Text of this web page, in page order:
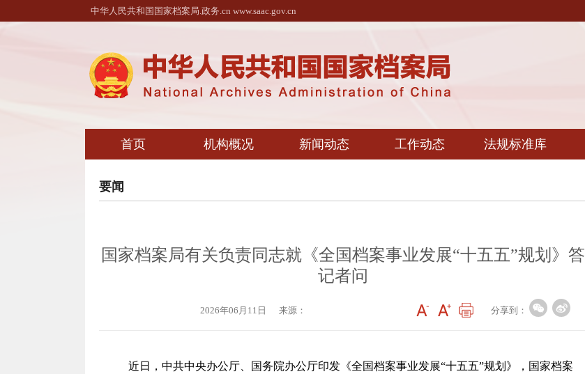
中华人民共和国国家档案局.政务.cn www.saac.gov.cn
首页 机构概况 新闻动态 工作动态 法规标准库
要闻
国家档案局有关负责同志就《全国档案事业发展“十五五”规划》答
记者问
2026年06月11日 来源： 分享到：
近日，中共中央办公厅、国务院办公厅印发《全国档案事业发展“十五五”规划》，国家档案